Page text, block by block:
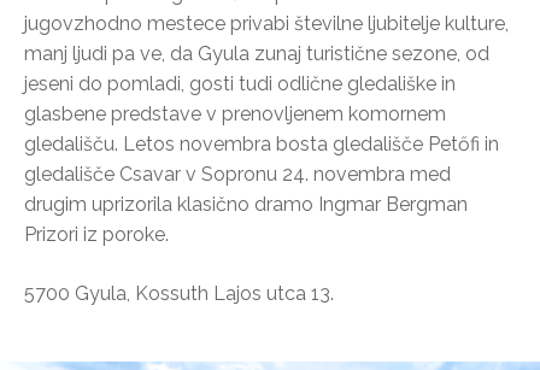
jugovzhodno mestece privabi številne ljubitelje kulture,
manj ljudi pa ve, da Gyula zunaj turistične sezone, od
jeseni do pomladi, gosti tudi odlične gledališke in
glasbene predstave v prenovljenem komornem
gledališču. Letos novembra bosta gledališče Petőfi in
gledališče Csavar v Sopronu 24. novembra med
drugim uprizorila klasično dramo Ingmar Bergman
Prizori iz poroke.
5700 Gyula, Kossuth Lajos utca 13.